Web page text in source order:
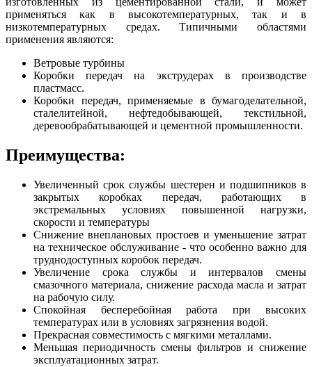
применяться как в высокотемпературных, так и в
низкотемпературных средах. Типичными областями
применения являются:
Ветровые турбины
Коробки передач на экструдерах в производстве
пластмасс.
Коробки передач, применяемые в бумагоделательной,
сталелитейной, нефтедобывающей, текстильной,
деревообрабатывающей и цементной промышленности.
Преимущества:
Увеличенный срок службы шестерен и подшипников в
закрытых коробках передач, работающих в
экстремальных условиях повышенной нагрузки,
скорости и температуры
Снижение внеплановых простоев и уменьшение затрат
на техническое обслуживание - что особенно важно для
труднодоступных коробок передач.
Увеличение срока службы и интервалов смены
смазочного материала, снижение расхода масла и затрат
на рабочую силу.
Спокойная бесперебойная работа при высоких
температурах или в условиях загрязнения водой.
Прекрасная совместимость с мягкими металлами.
Меньшая периодичность смены фильтров и снижение
эксплуатационных затрат.